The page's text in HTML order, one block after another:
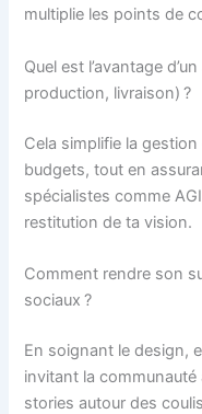
multiplie les points de
Quel est l’avantage
production, livraison) ?
Cela simplifie la
budgets, tout en
spécialistes comme
restitution de ta vision.
Comment rendre son
sociaux ?
En soignant le design,
invitant la
stories autour des